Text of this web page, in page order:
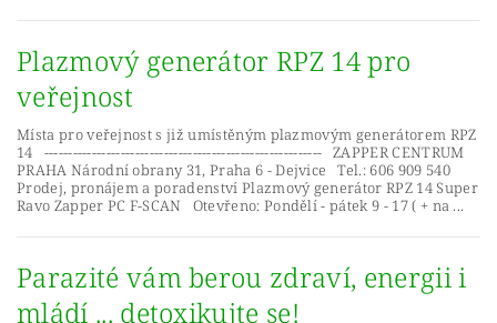
Plazmový generátor RPZ 14 pro
veřejnost
Místa pro veřejnost s již umístěným plazmovým generátorem RPZ
14 ---------------------------------------------------------- ZAPPER CENTRUM
PRAHA Národní obrany 31, Praha 6 - Dejvice Tel.: 606 909 540
Prodej, pronájem a poradenství Plazmový generátor RPZ 14 Super
Ravo Zapper PC F-SCAN Otevřeno: Pondělí - pátek 9 - 17 ( + na ...
Parazité vám berou zdraví, energii i
mládí ... detoxikujte se!